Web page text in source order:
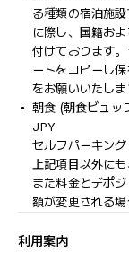
る種類の宿泊施
に際し、国籍お
付け​ております
ートをコピーし
をお願いいたしま
朝食 (朝食ビュ
JPY
セルフパーキン
上記項目以外に
また料金とデポ
額が変更される場
利用案内